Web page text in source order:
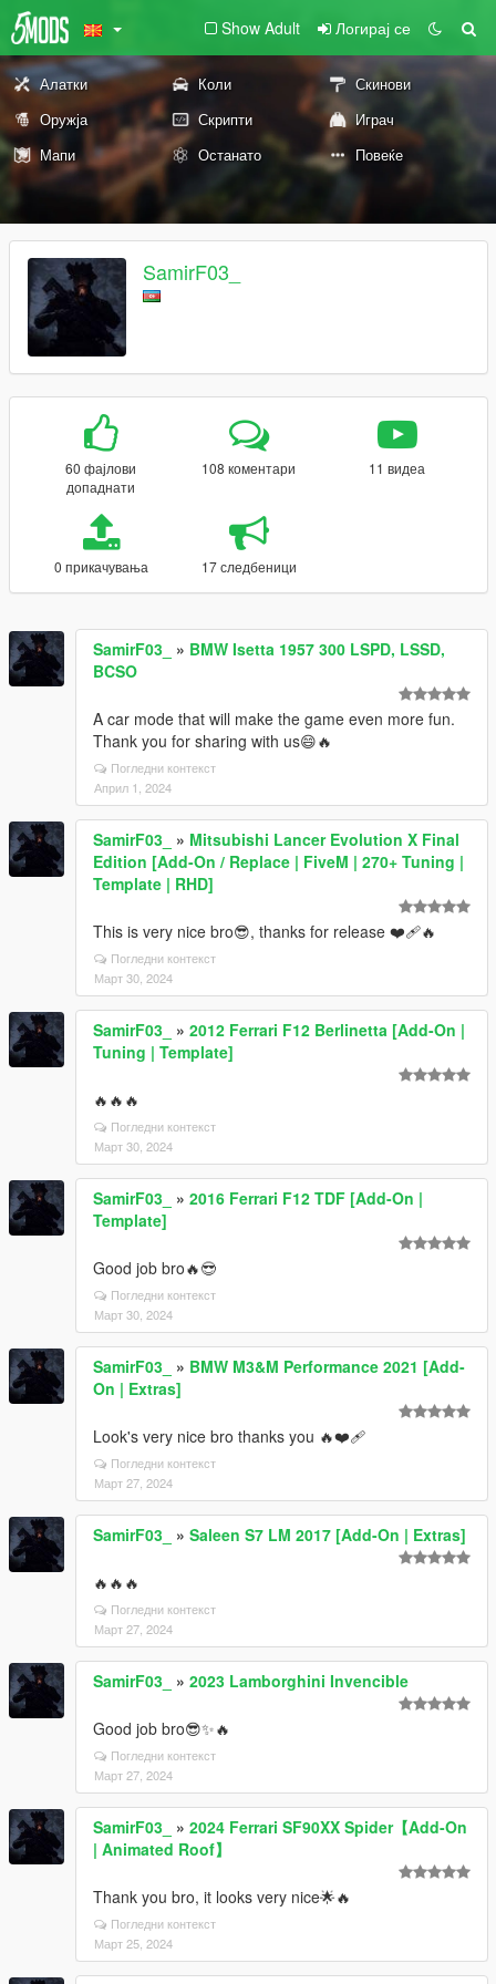
Show Adult Логирај се
Алатки Коли
Скинови
Оружја
Скрипти
Играч
Мапи
Останато Повеќе
SamirF03_
60 фајлови
допаднати
108 коментари 11 видеа
0 прикачувања 17 следбеници
SamirF03_ » BMW Isetta 1957 300 LSPD, LSSD,
BCSO
A car mode that will make the game even more fun.
Thank you for sharing with us😄🔥
Погледни контекст
Април 1, 2024
SamirF03_ » Mitsubishi Lancer Evolution X Final
Edition [Add-On / Replace | FiveM | 270+ Tuning |
Template | RHD]
This is very nice bro😎, thanks for release ❤‍🩹🔥
Погледни контекст
Март 30, 2024
SamirF03_ » 2012 Ferrari F12 Berlinetta [Add-On |
Tuning | Template]
🔥🔥🔥
Погледни контекст
Март 30, 2024
SamirF03_ » 2016 Ferrari F12 TDF [Add-On |
Template]
Good job bro🔥😎
Погледни контекст
Март 30, 2024
SamirF03_ » BMW M3&M Performance 2021 [Add-
On | Extras]
Look's very nice bro thanks you 🔥❤‍🩹
Погледни контекст
Март 27, 2024
SamirF03_ » Saleen S7 LM 2017 [Add-On | Extras]
🔥🔥🔥
Погледни контекст
Март 27, 2024
SamirF03_ » 2023 Lamborghini Invencible
Good job bro😎✨🔥
Погледни контекст
Март 27, 2024
SamirF03_ » 2024 Ferrari SF90XX Spider【Add-On
| Animated Roof】
Thank you bro, it looks very nice🌟🔥
Погледни контекст
Март 25, 2024